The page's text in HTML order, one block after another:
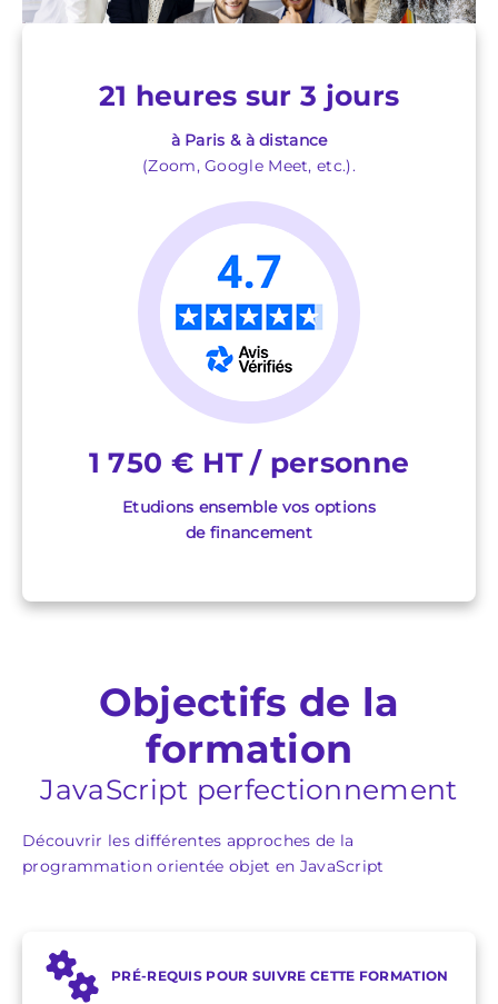
21 heures sur 3 jours
à Paris & à distance
(Zoom, Google Meet, etc.).
1 750 € HT / personne
Etudions ensemble vos options
de financement
Objectifs de la
formation
JavaScript perfectionnement
Découvrir les différentes approches de la
programmation orientée objet en JavaScript
PRÉ-REQUIS POUR SUIVRE CETTE FORMATION